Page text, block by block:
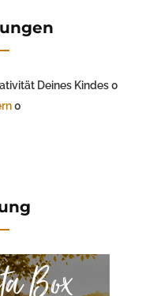
Deines Kindes 0
0